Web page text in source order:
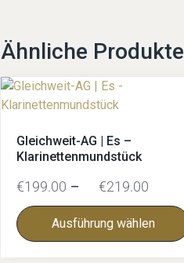
Ähnliche Produkte
Gleichweit-AG | Es –
Klarinettenmundstück
€199.00 – €219.00
Ausführung wählen